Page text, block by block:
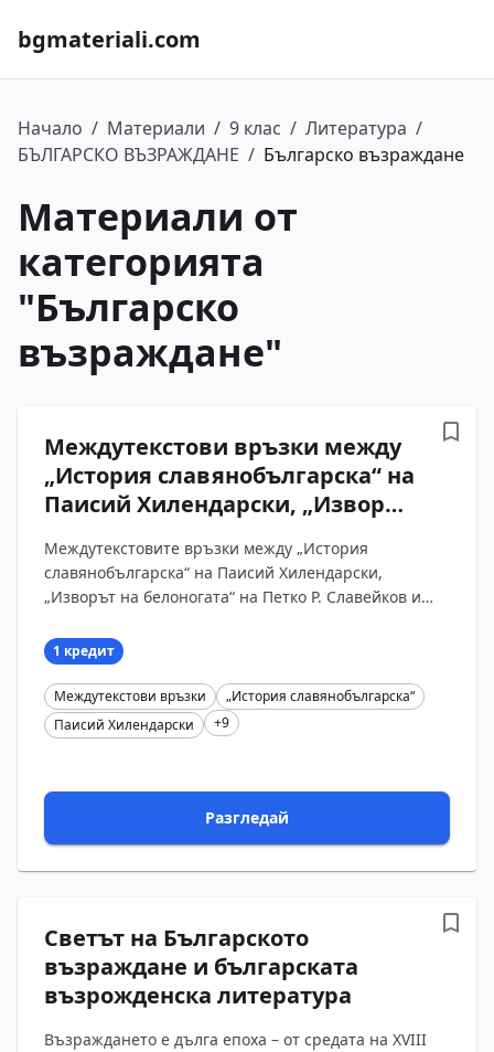
bgmateriali.com
Начало / Материали / 9 клас / Литература /
БЪЛГАРСКО ВЪЗРАЖДАНЕ / Българско възраждане
Материали от
категорията
"Българско
възраждане"
Междутекстови връзки между
„История славянобългарска“ на
Паисий Хилендарски, „Изворът
Славейков и стихотворенията
на Христо Ботев „Майце си“,
на Васил Левски“, „Моята
молитва“ и „Странник“
Междутекстовите връзки между „История
славянобългарска“ на Паисий Хилендарски,
„Изворът на белоногата“ на Петко Р. Славейков и
„Хаджи Димитъ?...
1 кредит
Междутекстови връзки
„История славянобългарска“
Паисий Хилендарски
+9
Разгледай
Светът на Българското
възраждане и българската
възрожденска литература
Възраждането е дълга епоха – от средата на XVIII